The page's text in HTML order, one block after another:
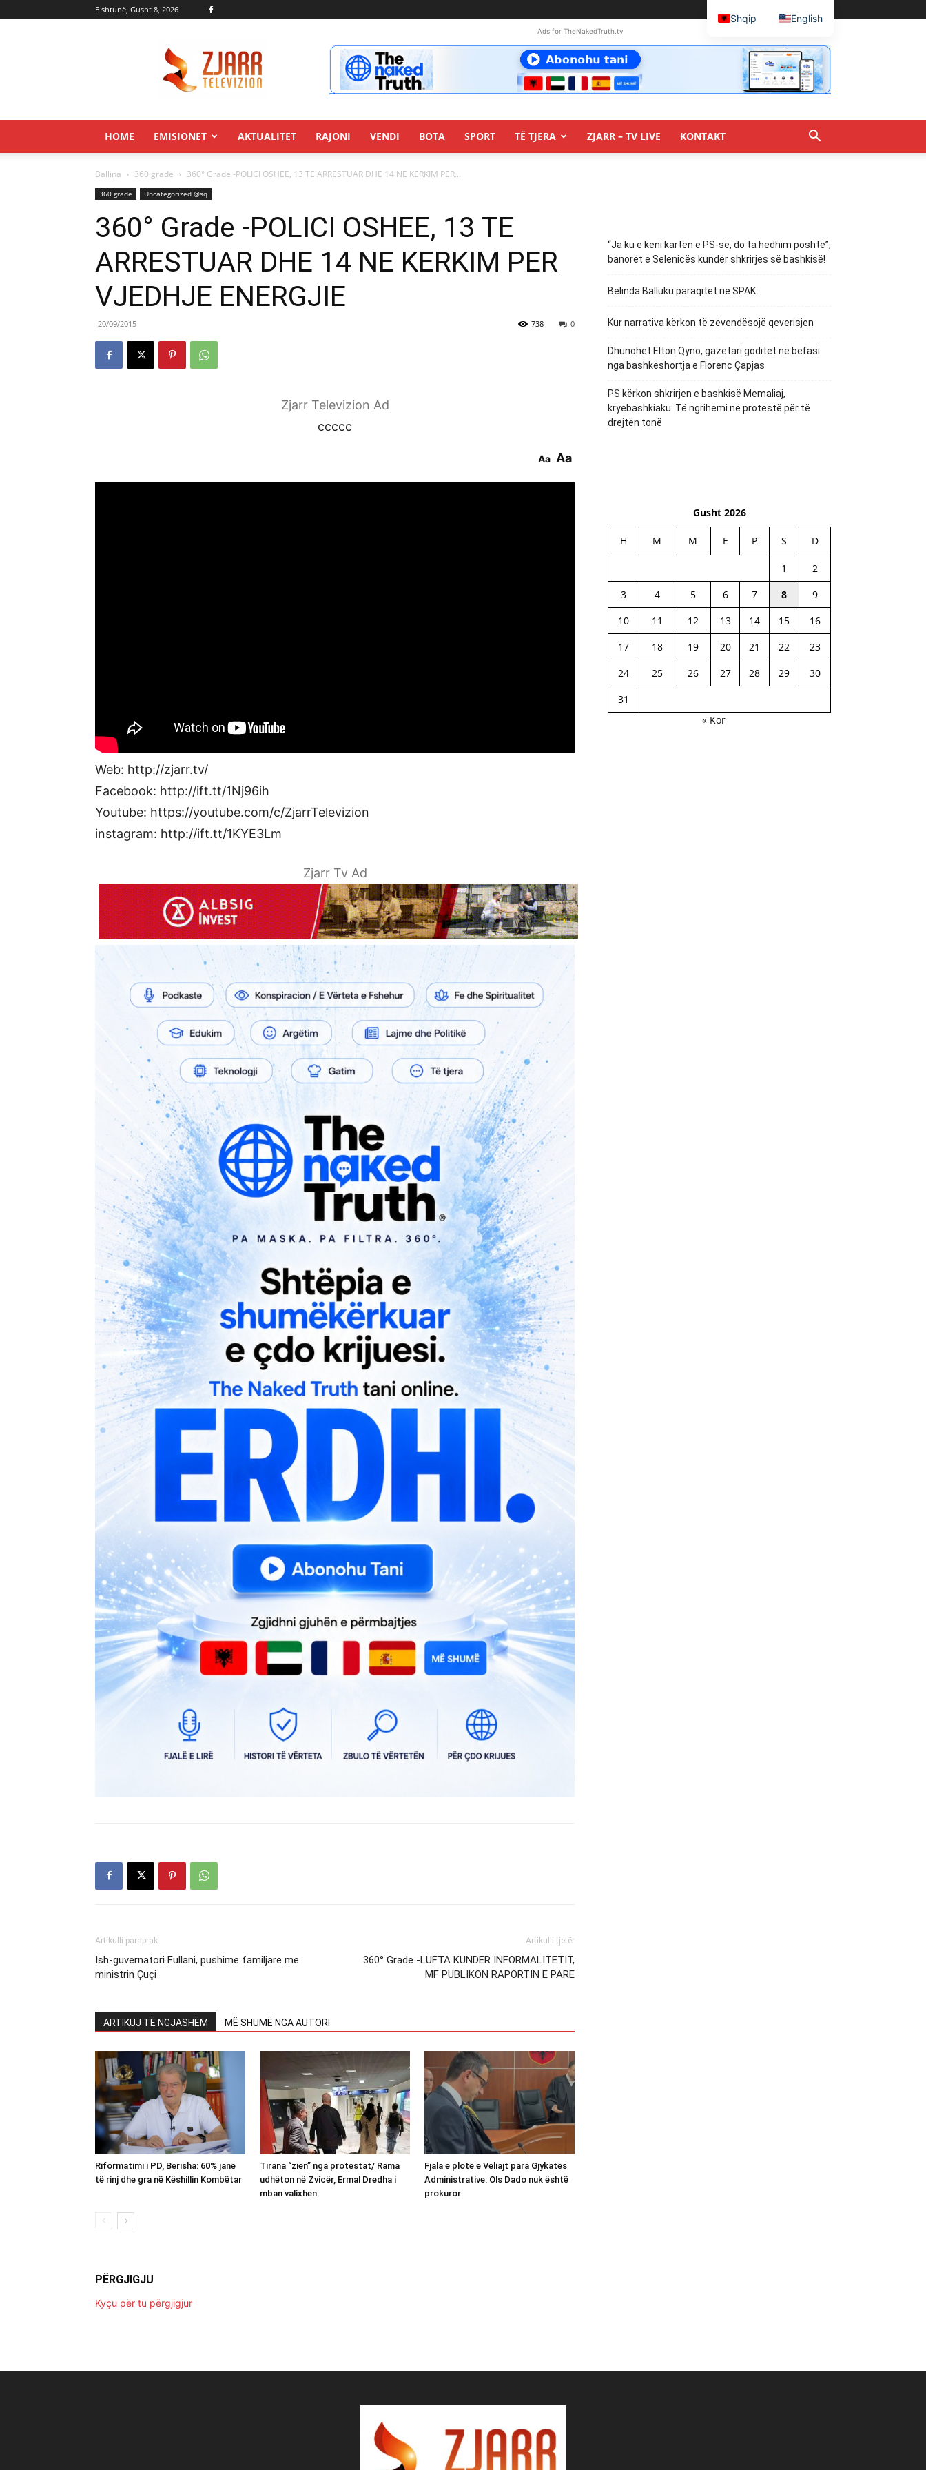
E shtunë, Gusht 8, 2026
Ads for TheNakedTruth.tv
HOME EMISIONET AKTUALITET RAJONI VENDI BOTA SPORT TË TJERA ZJARR – TV LIVE KONTAKT
Ballina 360 grade 360° Grade -POLICI OSHEE, 13 TE ARRESTUAR DHE 14 NE KERKIM PER...
360 grade Uncategorized @sq
360° Grade -POLICI OSHEE, 13 TE
ARRESTUAR DHE 14 NE KERKIM PER
VJEDHJE ENERGJIE
20/09/2015 0
738
Zjarr Televizion Ad
ccccc
Aa Aa
Web: http://zjarr.tv/
Facebook: http://ift.tt/1Nj96ih
Youtube: https://youtube.com/c/ZjarrTelevizion
instagram: http://ift.tt/1KYE3Lm
Zjarr Tv Ad
Artikulli paraprak
Ish-guvernatori Fullani, pushime familjare me
ministrin Çuçi
Artikulli tjetër
360° Grade -LUFTA KUNDER INFORMALITETIT,
MF PUBLIKON RAPORTIN E PARE
ARTIKUJ TË NGJASHËM MË SHUMË NGA AUTORI
Riformatimi i PD, Berisha: 60% janë
të rinj dhe gra në Këshillin Kombëtar
Tirana “zien” nga protestat/ Rama
udhëton në Zvicër, Ermal Dredha i
mban valixhen
Fjala e plotë e Veliajt para Gjykatës
Administrative: Ols Dado nuk është
prokuror
PËRGJIGJU
Kyçu për tu përgjigjur
“Ja ku e keni kartën e PS-së, do ta hedhim poshtë”,
banorët e Selenicës kundër shkrirjes së bashkisë!
Belinda Balluku paraqitet në SPAK
Kur narrativa kërkon të zëvendësojë qeverisjen
Dhunohet Elton Qyno, gazetari goditet në befasi
nga bashkëshortja e Florenc Çapjas
PS kërkon shkrirjen e bashkisë Memaliaj,
kryebashkiaku: Të ngrihemi në protestë për të
drejtën tonë
Gusht 2026
H M M E P S D
1
2
3
4 5 6 7 8
9
10
11 12 13 14 15
16
17
18 19 20 21 22
23
24
25 26 27 28 29
30
31
« Kor
Shqip English